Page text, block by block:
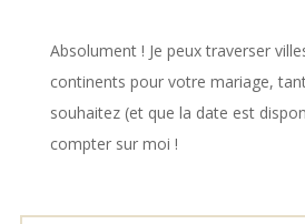
Absolument ! Je peux traverser
continents pour votre mariage,
souhaitez (et que la date est
compter sur moi !